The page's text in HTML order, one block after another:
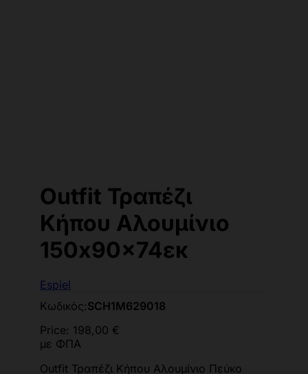
Outfit Τραπέζι
Κήπου Αλουμίνιο
150x90x74εκ
Espiel
Κωδικός:SCH1M629018
Price: 198,00 €
με ΦΠΑ
Outfit Τραπέζι Κήπου Αλουμίνιο Πεύκο